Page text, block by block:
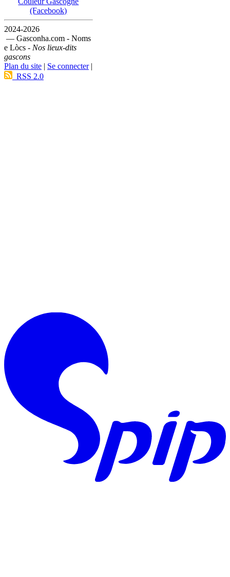
(Facebook)
2024-2026
— Gasconha.com - Noms
e Lòcs - Nos lieux-dits
gascons
Plan du site
Se connecter|
RSS 2.0